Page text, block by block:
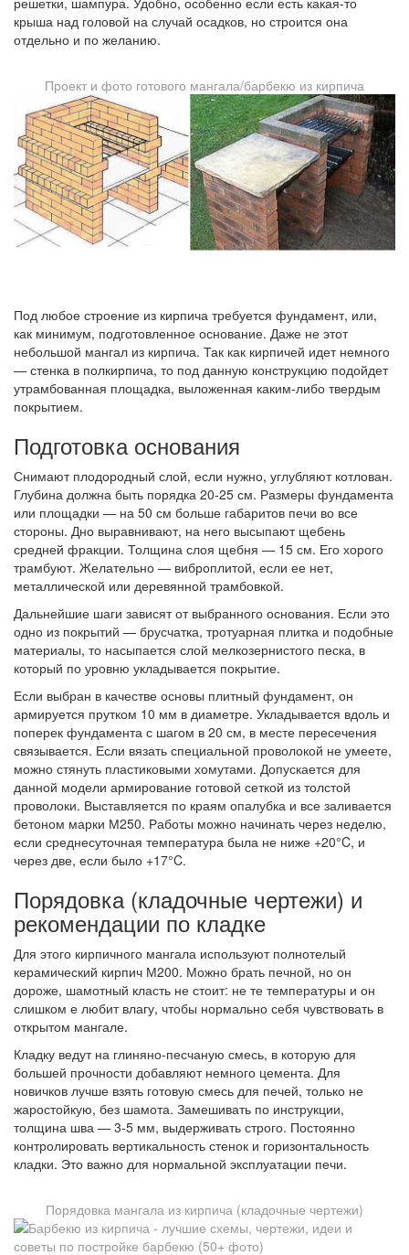
крыша над головой на случай осадков, но строится она
отдельно и по желанию.
Проект и фото готового мангала/барбекю из кирпича
Под любое строение из кирпича требуется фундамент, или,
как минимум, подготовленное основание. Даже не этот
небольшой мангал из кирпича. Так как кирпичей идет немного
— стенка в полкирпича, то под данную конструкцию подойдет
утрамбованная площадка, выложенная каким-либо твердым
покрытием.
Подготовка основания
Снимают плодородный слой, если нужно, углубляют котлован.
Глубина должна быть порядка 20-25 см. Размеры фундамента
или площадки — на 50 см больше габаритов печи во все
стороны. Дно выравнивают, на него высыпают щебень
средней фракции. Толщина слоя щебня — 15 см. Его хорого
трамбуют. Желательно — виброплитой, если ее нет,
металлической или деревянной трамбовкой.
Дальнейшие шаги зависят от выбранного основания. Если это
одно из покрытий — брусчатка, тротуарная плитка и подобные
материалы, то насыпается слой мелкозернистого песка, в
который по уровню укладывается покрытие.
Если выбран в качестве основы плитный фундамент, он
армируется прутком 10 мм в диаметре. Укладывается вдоль и
поперек фундамента с шагом в 20 см, в месте пересечения
связывается. Если вязать специальной проволокой не умеете,
можно стянуть пластиковыми хомутами. Допускается для
данной модели армирование готовой сеткой из толстой
проволоки. Выставляется по краям опалубка и все заливается
бетоном марки М250. Работы можно начинать через неделю,
если среднесуточная температура была не ниже +20°C, и
через две, если было +17°C.
Порядовка (кладочные чертежи) и
рекомендации по кладке
Для этого кирпичного мангала используют полнотелый
керамический кирпич М200. Можно брать печной, но он
дороже, шамотный класть не стоит: не те температуры и он
слишком е любит влагу, чтобы нормально себя чувствовать в
открытом мангале.
Кладку ведут на глиняно-песчаную смесь, в которую для
большей прочности добавляют немного цемента. Для
новичков лучше взять готовую смесь для печей, только не
жаростойкую, без шамота. Замешивать по инструкции,
толщина шва — 3-5 мм, выдерживать строго. Постоянно
контролировать вертикальность стенок и горизонтальность
кладки. Это важно для нормальной эксплуатации печи.
Порядовка мангала из кирпича (кладочные чертежи)